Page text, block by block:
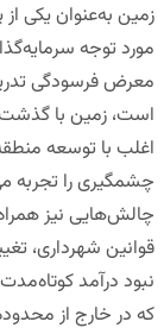
زمین به‌عنوان یکی از
مورد توجه
معرض فرسودگی
است، زمین با گذشت
اغلب با توسعه
چشمگیری را تجربه
چالش‌هایی نیز
قوانین شهرداری،
نبود درآمد
که در خارج از